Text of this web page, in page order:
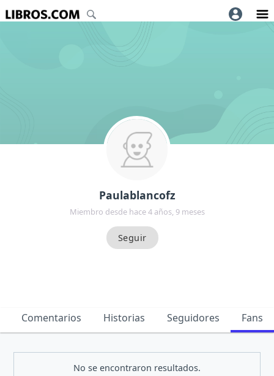
Paulablancofz
Miembro desde hace 4 años, 9 meses
Comentarios Historias Seguidores Fans
No se encontraron resultados.